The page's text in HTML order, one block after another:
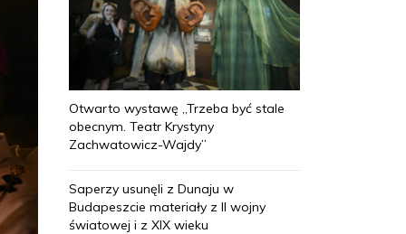
Otwarto wystawę „Trzeba być stale
obecnym. Teatr Krystyny
Zachwatowicz-Wajdy”
Saperzy usunęli z Dunaju w
Budapeszcie materiały z II wojny
światowej i z XIX wieku